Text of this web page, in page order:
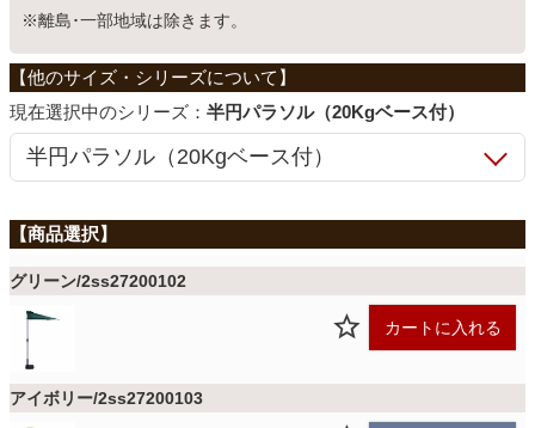
ホームオフィス
こたつ
寝具
カーテン
※離島･一部地域は除きます。
シリーズ： 半円パラソル（20Kgベース付）
グリーン/2ss27200102
カートに入れる
アイボリー/2ss27200103